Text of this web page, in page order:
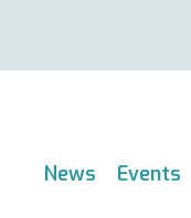
News Events